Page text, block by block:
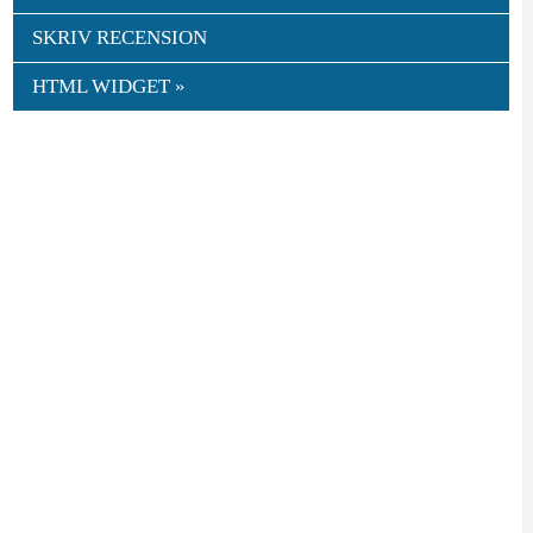
SKRIV RECENSION
HTML WIDGET »